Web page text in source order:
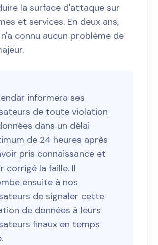
la surface d'attaque sur
et services. En deux ans,
connu aucun problème de
informera ses
de toute violation
dans un délai
de 24 heures après
pris connaissance et
corrigé la faille. Il
ensuite à nos
de signaler cette
de données à leurs
finaux en temps